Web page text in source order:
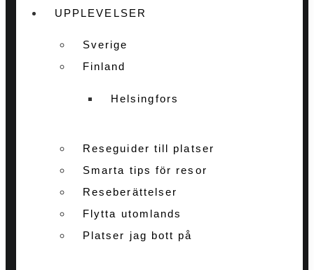
UPPLEVELSER
Sverige
Finland
Helsingfors
Reseguider till platser
Smarta tips för resor
Reseberättelser
Flytta utomlands
Platser jag bott på